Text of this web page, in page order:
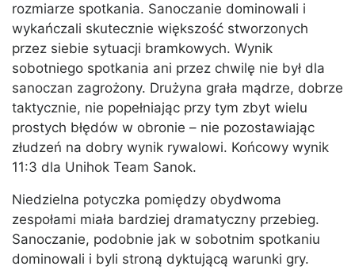
rozmiarze spotkania. Sanoczanie dominowali i
wykańczali skutecznie większość stworzonych
przez siebie sytuacji bramkowych. Wynik
sobotniego spotkania ani przez chwilę nie był dla
sanoczan zagrożony. Drużyna grała mądrze, dobrze
taktycznie, nie popełniając przy tym zbyt wielu
prostych błędów w obronie – nie pozostawiając
złudzeń na dobry wynik rywalowi. Końcowy wynik
11:3 dla Unihok Team Sanok.
Niedzielna potyczka pomiędzy obydwoma
zespołami miała bardziej dramatyczny przebieg.
Sanoczanie, podobnie jak w sobotnim spotkaniu
dominowali i byli stroną dyktującą warunki gry.